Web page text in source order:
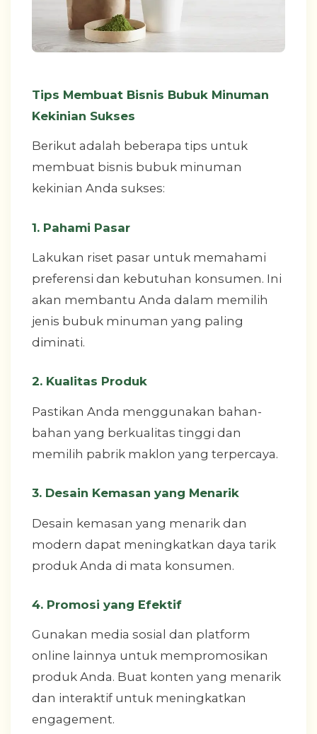
Tips Membuat Bisnis Bubuk Minuman
Kekinian Sukses
Berikut adalah beberapa tips untuk
membuat bisnis bubuk minuman
kekinian Anda sukses:
1. Pahami Pasar
Lakukan riset pasar untuk memahami
preferensi dan kebutuhan konsumen. Ini
akan membantu Anda dalam memilih
jenis bubuk minuman yang paling
diminati.
2. Kualitas Produk
Pastikan Anda menggunakan bahan-
bahan yang berkualitas tinggi dan
memilih pabrik maklon yang terpercaya.
3. Desain Kemasan yang Menarik
Desain kemasan yang menarik dan
modern dapat meningkatkan daya tarik
produk Anda di mata konsumen.
4. Promosi yang Efektif
Gunakan media sosial dan platform
online lainnya untuk mempromosikan
produk Anda. Buat konten yang menarik
dan interaktif untuk meningkatkan
engagement.